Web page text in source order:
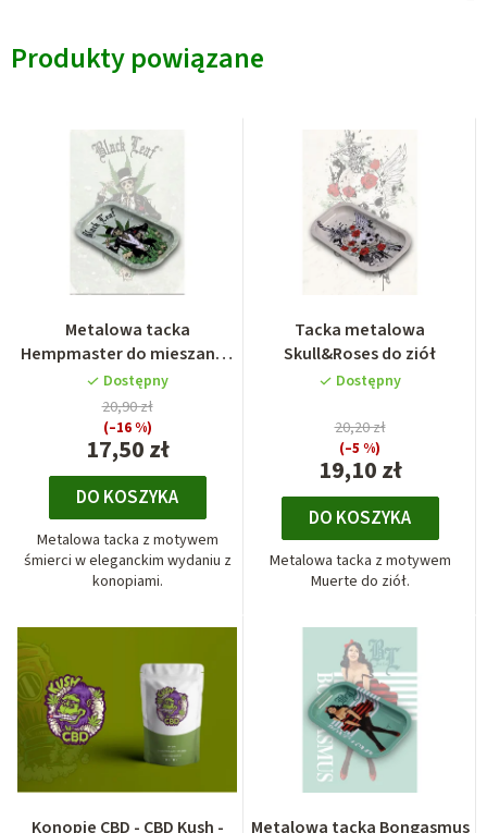
Produkty powiązane
Metalowa tacka
Hempmaster do mieszanek
ziołowych
Dostępny
17,50 zł
20,90 zł
(–16 %)
DO KOSZYKA
Metalowa tacka z motywem
śmierci w eleganckim wydaniu z
konopiami.
Tacka metalowa
Skull&Roses do ziół
Dostępny
19,10 zł
20,20 zł
(–5 %)
DO KOSZYKA
Metalowa tacka z motywem
Muerte do ziół.
Konopie CBD - CBD Kush - Metalowa tacka Bongasmus